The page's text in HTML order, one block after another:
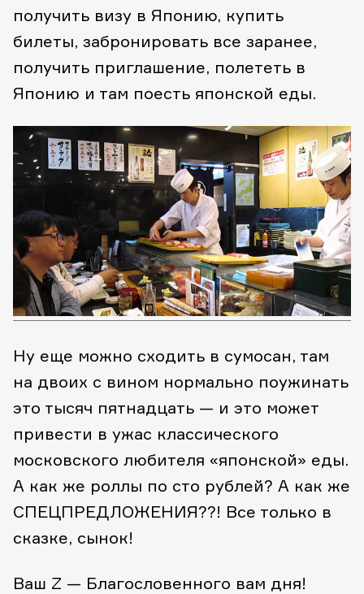
получить визу в Японию, купить
билеты, забронировать все заранее,
получить приглашение, полететь в
Японию и там поесть японской еды.
Ну еще можно сходить в сумосан, там
на двоих с вином нормально поужинать
это тысяч пятнадцать — и это может
привести в ужас классического
московского любителя «японской» еды.
А как же роллы по сто рублей? А как же
СПЕЦПРЕДЛОЖЕНИЯ??! Все только в
сказке, сынок!
Ваш Z — Благословенного вам дня!